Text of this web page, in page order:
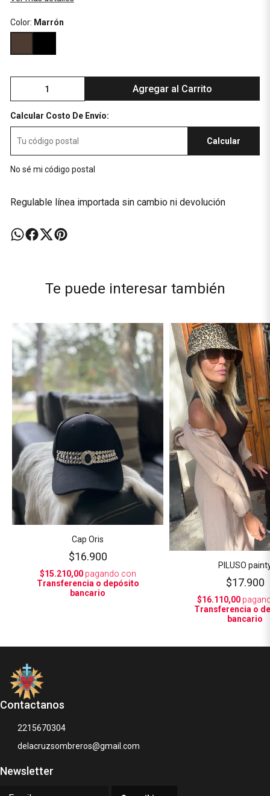
Color: Marrón
Agregar al Carrito
Calcular Costo De Envío:
Calcular
No sé mi código postal
Regulable línea importada sin cambio ni devolución
Te puede interesar también
Cap Oris
$16.900
$15.210,00pagando con
Transferencia o depósito
bancario
PILUSO
$17.900
$16.110,00
Transferencia o
bancario
Contactanos
2215670304
delacruzsombreros@gmail.com
Newsletter